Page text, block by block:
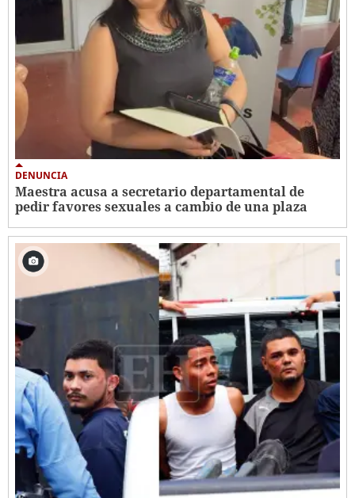
DENUNCIA
Maestra acusa a secretario departamental de
pedir favores sexuales a cambio de una plaza